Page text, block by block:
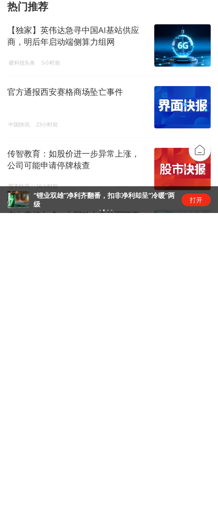
热门推荐
【独家】英伟达急寻中国AI基站供应
商，明后年启动端侧算力组网
硬科技头条 5小时前
官方通报西安赛格商场坠亡事件
中国快讯 23小时前
传智教育：如股价进一步异常上涨，
公司可能申请停牌核查
股市快讯 16小时前
市占率超七成，中国动力电池军团再
“锂业双雄”净利齐翻番，扣非净利却呈“冷暖”两
级
打开